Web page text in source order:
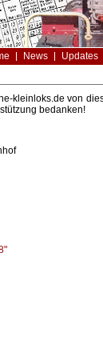
News Updates
kleinloks.de von
bedanken!